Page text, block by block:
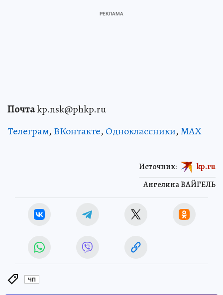
Почтаkp.nsk@phkp.ru
Телеграм, ВКонтакте, Одноклассники,MAX
Ангелина ВАЙГЕЛЬ
Источник: kp.ru
ЧП